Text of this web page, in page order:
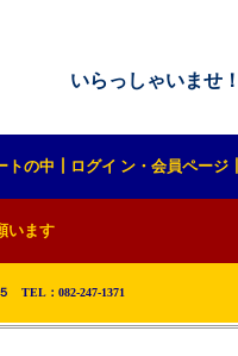
らっしゃいませ！カプセ
トの中 ログイ ン・会員ページ
います
５ TEL：082-247-1371